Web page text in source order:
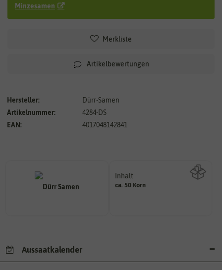
Minzesamen
Merkliste
Artikelbewertungen
Hersteller:
Dürr-Samen
Artikelnummer:
4284-DS
EAN:
4017048142841
Inhalt
ca. 50 KornWie viel ist enthalten
Aussaatkalender